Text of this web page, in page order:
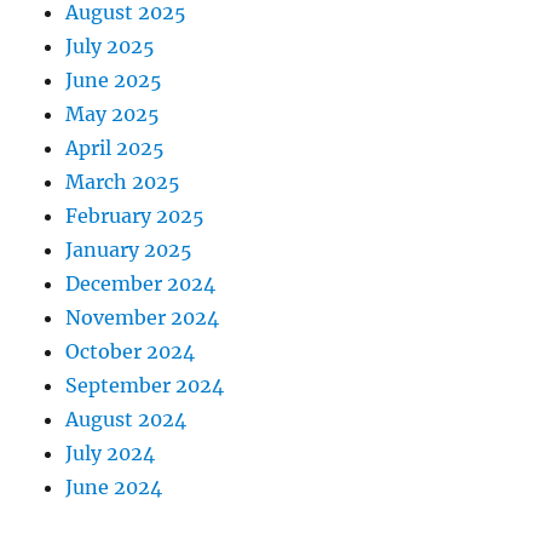
August 2025
July 2025
June 2025
May 2025
April 2025
March 2025
February 2025
January 2025
December 2024
November 2024
October 2024
September 2024
August 2024
July 2024
June 2024